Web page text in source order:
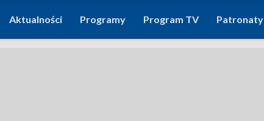
Aktualności Programy Program TV Patronaty